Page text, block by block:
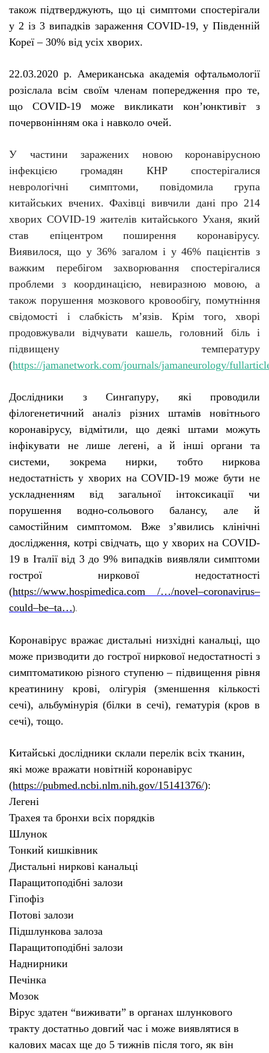
також підтверджують, що ці симптоми спостерігали
у 2 із 3 випадків зараження COVID-19, у Південній
Кореї – 30% від усіх хворих.
22.03.2020 р. Американська академія офтальмології
розіслала всім своїм членам попередження про те,
що COVID-19 може викликати кон’юнктивіт з
почервонінням ока і навколо очей.
У частини заражених новою коронавірусною
інфекцією громадян КНР спостерігалися
неврологічні симптоми, повідомила група
китайських вчених. Фахівці вивчили дані про 214
хворих COVID-19 жителів китайського Уханя, який
став епіцентром поширення коронавірусу.
Виявилося, що у 36% загалом і у 46% пацієнтів з
важким перебігом захворювання спостерігалися
проблеми з координацією, невиразною мовою, а
також порушення мозкового кровообігу, помутніння
свідомості і слабкість м’язів. Крім того, хворі
продовжували відчувати кашель, головний біль і
підвищену температуру
(https://jamanetwork.com/journals/jamaneurology/
Дослідники з Сингапуру, які проводили
філогенетичний аналіз різних штамів новітнього
коронавірусу, відмітили, що деякі штами можуть
інфікувати не лише легені, а й інші органи та
системи, зокрема нирки, тобто ниркова
недостатність у хворих на COVID-19 може бути не
ускладненням від загальної інтоксикації чи
порушення водно-сольового балансу, але й
самостійним симптомом. Вже з’явились клінічні
дослідження, котрі свідчать, що у хворих на COVID-
19 в Італії від 3 до 9% випадків виявляли симптоми
гострої ниркової недостатності
(https://www.hospimedica.com /…/novel–coronavirus–
could–be–ta…).
Коронавірус вражає дистальні низхідні канальці, що
може призводити до гострої ниркової недостатності з
симптоматикою різного ступеню – підвищення рівня
креатинину крові, олігурія (зменшення кількості
сечі), альбумінурія (білки в сечі), гематурія (кров в
сечі), тощо.
Китайські дослідники склали перелік всіх тканин,
які може вражати новітній коронавірус
(https://pubmed.ncbi.nlm.nih.gov/15141376/):
Легені
Трахея та бронхи всіх порядків
Шлунок
Тонкий кишківник
Дистальні ниркові канальці
Паращитоподібні залози
Гіпофіз
Потові залози
Підшлункова залоза
Паращитоподібні залози
Наднирники
Печінка
Мозок
Вірус здатен “виживати” в органах шлункового
тракту достатньо довгий час і може виявлятися в
калових масах ще до 5 тижнів після того, як він